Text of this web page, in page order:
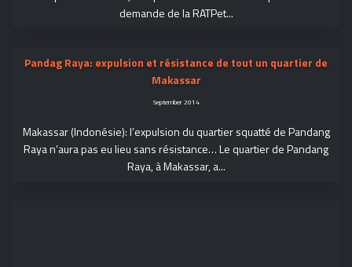
demande de la RATPet...
Pandag Raya: expulsion et résistance de tout un quartier de
Makassar
September 2014
Makassar (Indonésie): l’expulsion du quartier squatté de Pandang
Raya n’aura pas eu lieu sans résistance… Le quartier de Pandang
Raya, à Makassar, a...